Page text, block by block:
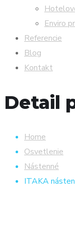
Enviro
Referencie
Blog
Kontakt
Detail
Home
Osvetlenie
Nástenné
ITAKA